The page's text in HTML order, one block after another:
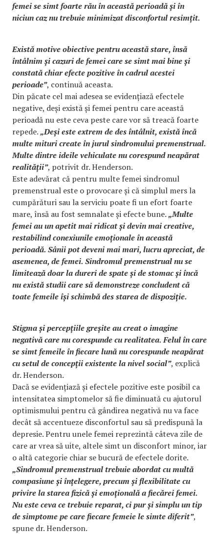
femei se simt foarte rău în această perioadă și în
niciun caz nu trebuie minimizat disconfortul resimțit.
Există motive obiective pentru această stare, însă
întâlnim și cazuri de femei care se simt mai bine și
constată chiar efecte pozitive în cadrul acestei
perioade”, continuă aceasta.
Din păcate cel mai adesea se evidențiază efectele
negative, deși există și femei pentru care această
perioadă nu este ceva peste care vor să treacă foarte
repede.„Deși este extrem de des întâlnit, există încă
multe mituri create în jurul sindromului premenstrual.
Multe dintre ideile vehiculate nu corespund neapărat
realității”, potrivit dr. Henderson.
Este adevărat că pentru multe femei sindromul
premenstrual este o provocare și că simplul mers la
cumpărături sau la serviciu poate fi un efort foarte
mare, însă au fost semnalate și efecte bune.„Multe
femei au un apetit mai ridicat și devin mai creative,
restabilind conexiunile emoționale în această
perioadă. Sânii pot deveni mai mari, lucru apreciat, de
asemenea, de femei. Sindromul premenstrual nu se
limitează doar la dureri de spate și de stomac și încă
nu există studii care să demonstreze concludent că
toate femeile își schimbă des starea de dispoziție.
Stigma și percepțiile greșite au creat o imagine
negativă care nu corespunde cu realitatea. Felul în care
se simt femeile în fiecare lună nu corespunde neapărat
cu setul de concepții existente la nivel social”, explică
dr. Henderson.
Dacă se evidențiază și efectele pozitive este posibil ca
intensitatea simptomelor să fie diminuată cu ajutorul
optimismului pentru că gândirea negativă nu va face
decât să accentueze disconfortul sau să predispună la
depresie. Pentru unele femei reprezintă câteva zile de
care ar vrea să uite, altele simt un disconfort minor, iar
o altă categorie chiar se bucură de efectele dorite.
„Sindromul premenstrual trebuie abordat cu multă
compasiune și înțelegere, precum și flexibilitate cu
privire la starea fizică și emoțională a fiecărei femei.
Nu este ceva ce trebuie reparat, ci pur și simplu un tip
de simptome pe care fiecare femeie le simte diferit”,
spune dr. Henderson.